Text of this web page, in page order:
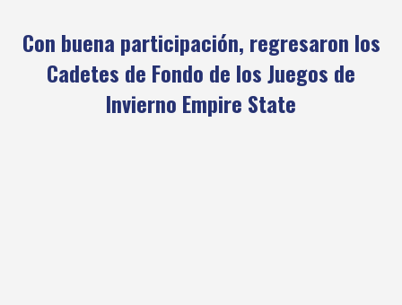
Con buena participación, regresaron los
Cadetes de Fondo de los Juegos de
Invierno Empire State